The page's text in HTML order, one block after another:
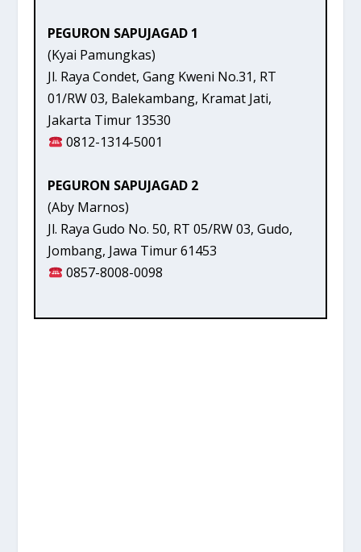
PEGURON SAPUJAGAD 1
(Kyai Pamungkas)
Jl. Raya Condet, Gang Kweni No.31, RT
01/RW 03, Balekambang, Kramat Jati,
Jakarta Timur 13530
0812-1314-5001
PEGURON SAPUJAGAD 2
(Aby Marnos)
Jl. Raya Gudo No. 50, RT 05/RW 03, Gudo,
Jombang, Jawa Timur 61453
0857-8008-0098